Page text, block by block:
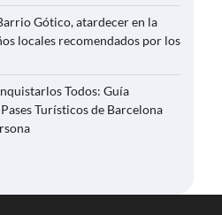
Gótico, atardecer en la
locales recomendados por los
Todos: Guía
Turísticos de Barcelona